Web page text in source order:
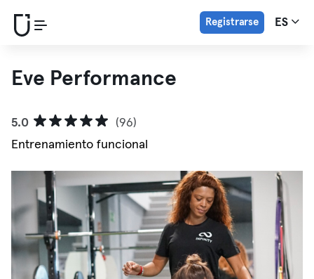
Registrarse ES
Eve Performance
5.0
(96)
Entrenamiento funcional